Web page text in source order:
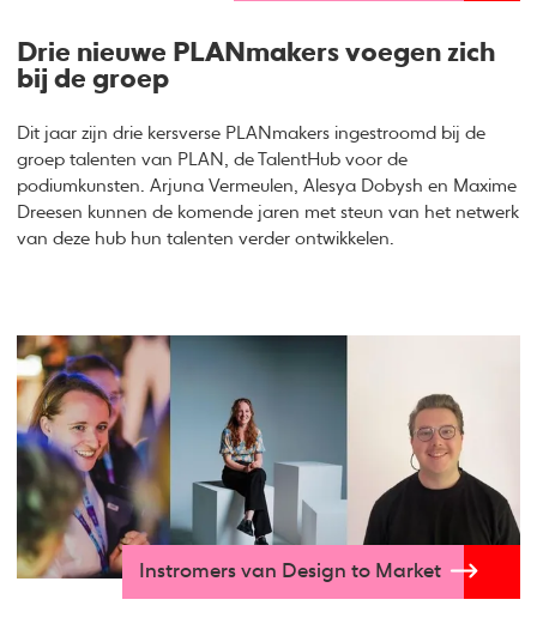
Drie nieuwe PLANmakers voegen zich
bij de groep
Dit jaar zijn drie kersverse PLANmakers ingestroomd bij de
groep talenten van PLAN, de TalentHub voor de
podiumkunsten. Arjuna Vermeulen, Alesya Dobysh en Maxime
Dreesen kunnen de komende jaren met steun van het netwerk
van deze hub hun talenten verder ontwikkelen.
Instromers van Design to Market